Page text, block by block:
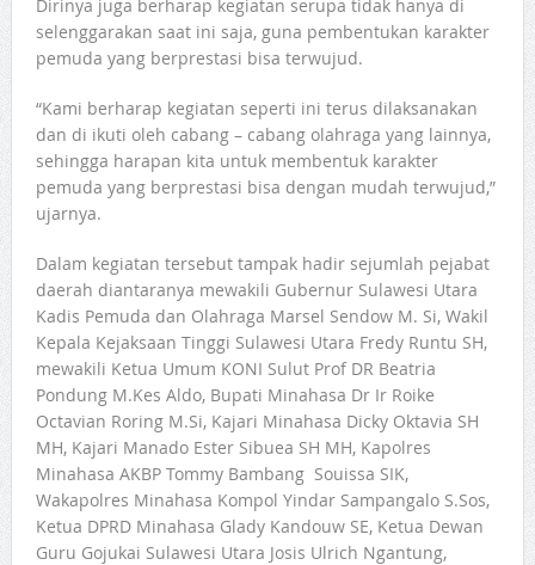
Dirinya juga berharap kegiatan serupa tidak hanya di
selenggarakan saat ini saja, guna pembentukan karakter
pemuda yang berprestasi bisa terwujud.
“Kami berharap kegiatan seperti ini terus dilaksanakan
dan di ikuti oleh cabang – cabang olahraga yang lainnya,
sehingga harapan kita untuk membentuk karakter
pemuda yang berprestasi bisa dengan mudah terwujud,”
ujarnya.
Dalam kegiatan tersebut tampak hadir sejumlah pejabat
daerah diantaranya mewakili Gubernur Sulawesi Utara
Kadis Pemuda dan Olahraga Marsel Sendow M. Si, Wakil
Kepala Kejaksaan Tinggi Sulawesi Utara Fredy Runtu SH,
mewakili Ketua Umum KONI Sulut Prof DR Beatria
Pondung M.Kes Aldo, Bupati Minahasa Dr Ir Roike
Octavian Roring M.Si, Kajari Minahasa Dicky Oktavia SH
MH, Kajari Manado Ester Sibuea SH MH, Kapolres
Minahasa AKBP Tommy Bambang Souissa SIK,
Wakapolres Minahasa Kompol Yindar Sampangalo S.Sos,
Ketua DPRD Minahasa Glady Kandouw SE, Ketua Dewan
Guru Gojukai Sulawesi Utara Josis Ulrich Ngantung,